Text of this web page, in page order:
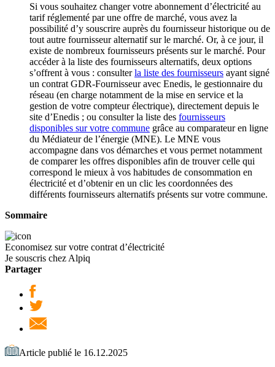
Si vous souhaitez changer votre abonnement d’électricité au
tarif réglementé par une offre de marché, vous avez la
possibilité d’y souscrire auprès du fournisseur historique ou de
tout autre fournisseur alternatif sur le marché. Or, à ce jour, il
existe de nombreux fournisseurs présents sur le marché. Pour
accéder à la liste des fournisseurs alternatifs, deux options
s’offrent à vous : consulterla liste des fournisseurs ayant signé
un contrat GDR-Fournisseur avec Enedis, le gestionnaire du
réseau (en charge notamment de la mise en service et la
gestion de votre compteur électrique), directement depuis le
site d’Enedis ; ou consulter la liste des fournisseurs
disponibles sur votre commune grâce au comparateur en ligne
du Médiateur de l’énergie (MNE). Le MNE vous
accompagne dans vos démarches et vous permet notamment
de comparer les offres disponibles afin de trouver celle qui
correspond le mieux à vos habitudes de consommation en
électricité et d’obtenir en un clic les coordonnées des
différents fournisseurs alternatifs présents sur votre commune.
Sommaire
Economisez sur votre contrat d’électricité
Je souscris chez Alpiq
Partager
Article publié le 16.12.2025